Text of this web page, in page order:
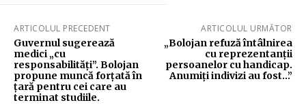
ARTICOLUL PRECEDENT
Guvernul sugerează
medici „cu
responsabilități”. Bolojan
propune muncă forțată în
țară pentru cei care au
terminat studiile.
ARTICOLUL URMĂTOR
„Bolojan refuză întâlnirea
cu reprezentanții
persoanelor cu handicap.
Anumiți indivizi au fost…”